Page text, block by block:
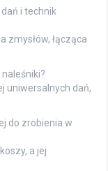
i technik
zmysłów, łącząca
uniwersalnych dań,
do zrobienia w
a jej